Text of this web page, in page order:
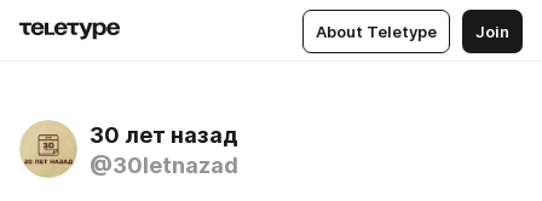
About Teletype Join
30 лет назад
@30letnazad